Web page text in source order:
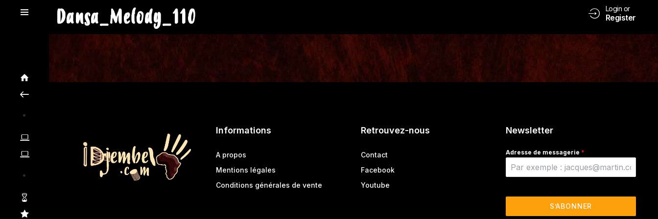
Dansa_Melody_110 Login or
Register
Informations
A propos
Mentions légales
Conditions générales de vente
Retrouvez-nous
Contact
Facebook
Youtube
Newsletter
Adresse de messagerie *
S’ABONNER